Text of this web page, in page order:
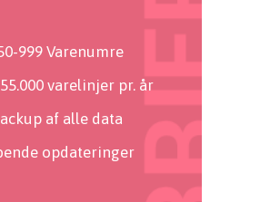
999 Varenumre
varelinjer pr. år
af alle data
opdateringer